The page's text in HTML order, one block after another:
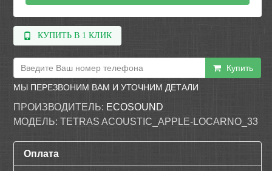
КУПИТЬ В 1 КЛИК
Купить
МЫ ПЕРЕЗВОНИМ ВАМ И УТОЧНИМ ДЕТАЛИ
ПРОИЗВОДИТЕЛЬ: ECOSOUND
МОДЕЛЬ: TETRAS ACOUSTIC_APPLE-LOCARNO_33
Оплата